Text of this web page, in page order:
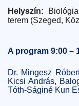
Helyszín:
terem (Szeged,
A program 9:00 –
Dr. Mingesz
Kicsi András,
Tóth-Ságiné Kun